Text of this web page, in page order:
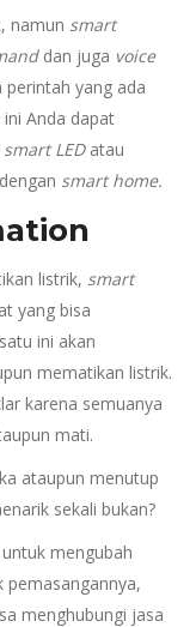
namun smart
dan juga voice
yang ada
ini Anda dapat
smart LEDatau
smart home.
listrik, smart
yang bisa
ini akan
mematikan listrik.
karena semuanya
mati.
ataupun menutup
sekali bukan?
mengubah
pemasangannya,
menghubungi jasa